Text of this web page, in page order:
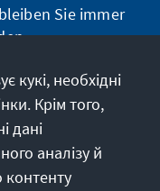
Sie immer
кукі, необхідні
Крім того,
дані
аналізу й
контенту